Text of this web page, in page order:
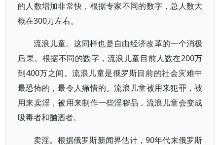
的人数增加非常快，根据专家不同的数字，总人数大
概在300万左右。
流浪儿童。这同样也是自由经济改革的一个消极
后果。根据不同的数字，流浪儿童目前人数在200万
到400万之间。流浪儿童是俄罗斯目前的社会灾难中
最恐怖的，最令人痛惜的。流浪儿童被用来犯罪，被
用来卖淫，被用来制作一些淫秽品，流浪儿童会变成
吸毒者和酗酒者。
卖淫。根据俄罗斯新闻界估计，90年代末俄罗斯